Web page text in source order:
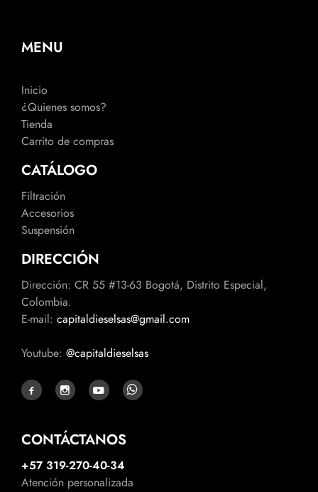
MENU
Inicio
¿Quienes somos?
Tienda
Carrito de compras
CATÁLOGO
Filtración
Accesorios
Suspensión
DIRECCIÓN
Dirección: CR 55 #13-63 Bogotá, Distrito Especial,
Colombia.
E-mail: capitaldieselsas@gmail.com
Youtube: @capitaldieselsas
CONTÁCTANOS
+57 319-270-40-34
Atención personalizada